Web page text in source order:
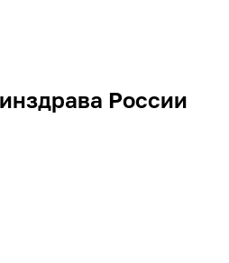
России